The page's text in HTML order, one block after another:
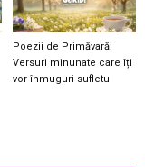
Poezii de Primăvară:
Versuri minunate care îți
vor înmuguri sufletul